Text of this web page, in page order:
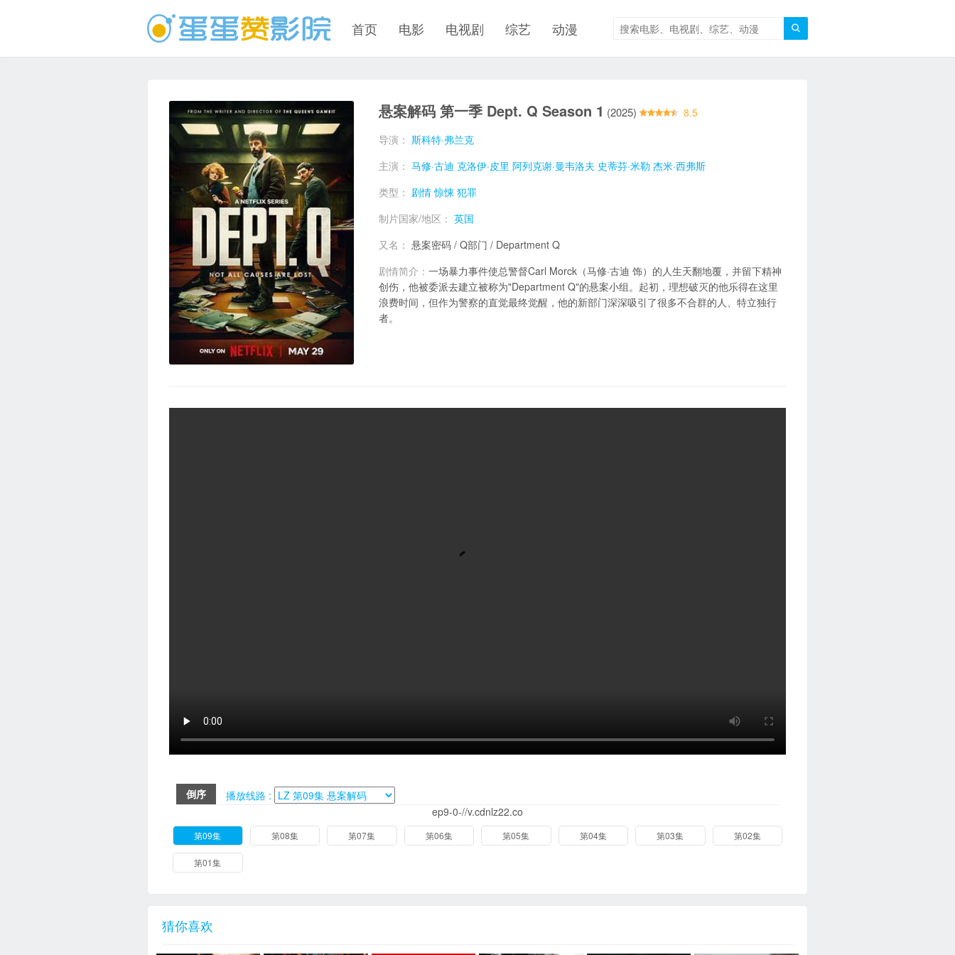

首页 电影 电视剧 综艺 动漫
悬案解码 第一季 Dept. Q Season 1 (2025)
8.5
导演： 斯科特·弗兰克
主演： 马修·古迪 克洛伊·皮里 阿列克谢·曼韦洛夫 史蒂芬·米勒 杰米·西弗斯
类型： 剧情 惊悚 犯罪
制片国家/地区： 英国
又名： 悬案密码 / Q部门 / Department Q
剧情简介： 一场暴力事件使总警督Carl Morck（马修·古迪 饰）的人生天翻地覆，并留下精神
创伤，他被委派去建立被称为"Department Q"的悬案小组。起初，理想破灭的他乐得在这里
浪费时间，但作为警察的直觉最终觉醒，他的新部门深深吸引了很多不合群的人、特立独行
者。
倒序
播放线路 :
ep9-0-//v.cdnlz22.co
第09集 第08集 第07集 第06集 第05集 第04集 第03集 第02集
第01集
猜你喜欢